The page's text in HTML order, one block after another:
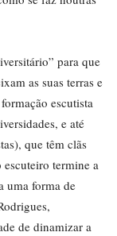
para que
as suas terras e
escutista
e até
que têm clãs
termine a
uma forma de
de dinamizar a